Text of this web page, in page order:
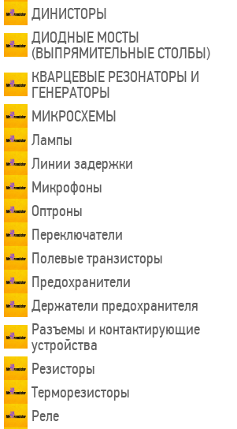
ДИНИСТОРЫ
ДИОДНЫЕ МОСТЫ
(ВЫПРЯМИТЕЛЬНЫЕ СТОЛБЫ)
КВАРЦЕВЫЕ РЕЗОНАТОРЫ И
ГЕНЕРАТОРЫ
МИКРОСХЕМЫ
Лампы
Линии задержки
Микрофоны
Оптроны
Переключатели
Полевые транзисторы
Предохранители
Держатели предохранителя
Разъемы и контактирующие
устройства
Резисторы
Терморезисторы
Реле